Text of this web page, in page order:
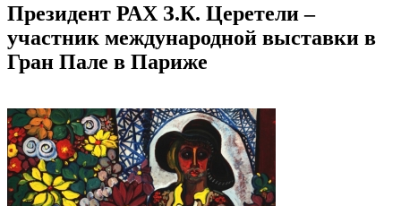
Президент РАХ З.К. Церетели –
участник международной выставки в
Гран Пале в Париже